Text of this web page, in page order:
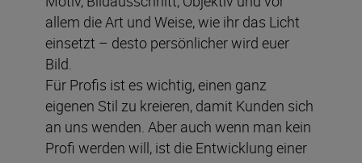
allem die Art und Weise, wie ihr das Licht
einsetzt – desto persönlicher wird euer
Bild.
Für Profis ist es wichtig, einen ganz
eigenen Stil zu kreieren, damit Kunden sich
an uns wenden. Aber auch wenn man kein
Profi werden will, ist die Entwicklung einer